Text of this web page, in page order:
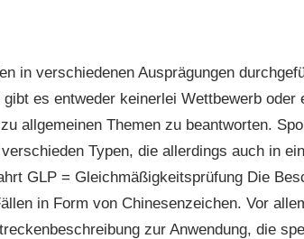
in verschiedenen Ausprägungen
es entweder keinerlei Wettbewerb oder
allgemeinen Themen zu beantworten.
Typen, die allerdings auch in
GLP = Gleichmäßigkeitsprüfung Die
in Form von Chinesenzeichen. Vor
zur Anwendung, die